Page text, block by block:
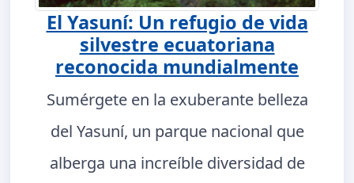
El Yasuní: Un refugio de vida
silvestre ecuatoriana
reconocida mundialmente
Sumérgete en la exuberante belleza
del Yasuní, un parque nacional que
alberga una increíble diversidad de